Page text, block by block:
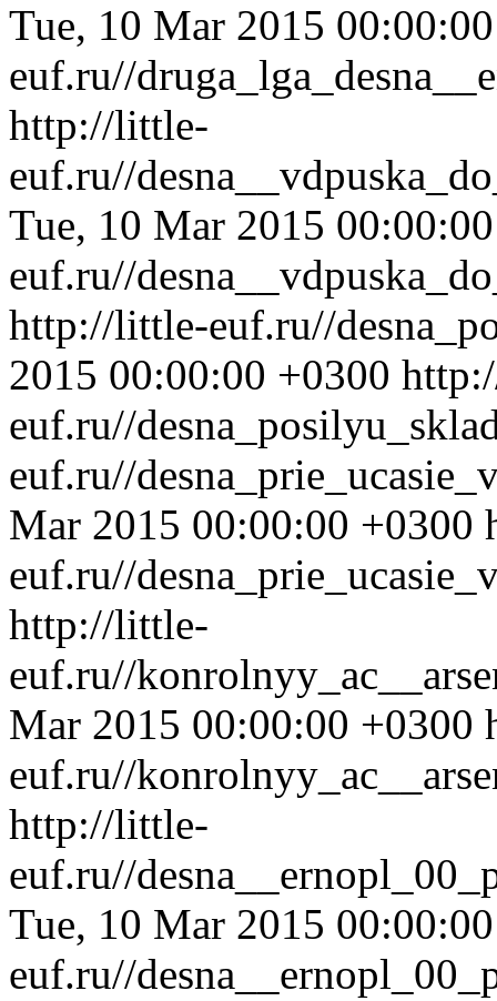
Tue, 10 Mar 2015
euf.ru//
http://little-
euf.ru//
Tue, 10 Mar 2015
euf.ru//
http://little-euf.ru//
2015 00:00:00 +0300
euf.ru//
euf.ru//
Mar 2015 00:00:00 +0300
euf.ru//
http://little-
euf.ru//
Mar 2015 00:00:00 +0300
euf.ru//
http://little-
euf.ru//
Tue, 10 Mar 2015
euf.ru//